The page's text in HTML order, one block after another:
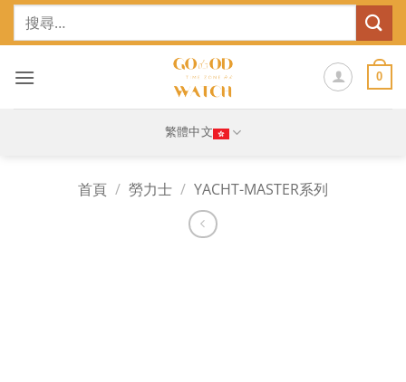
Skip
鍵
0
繁體中文
首頁 / 勞力士 / YACHT-MASTER系列